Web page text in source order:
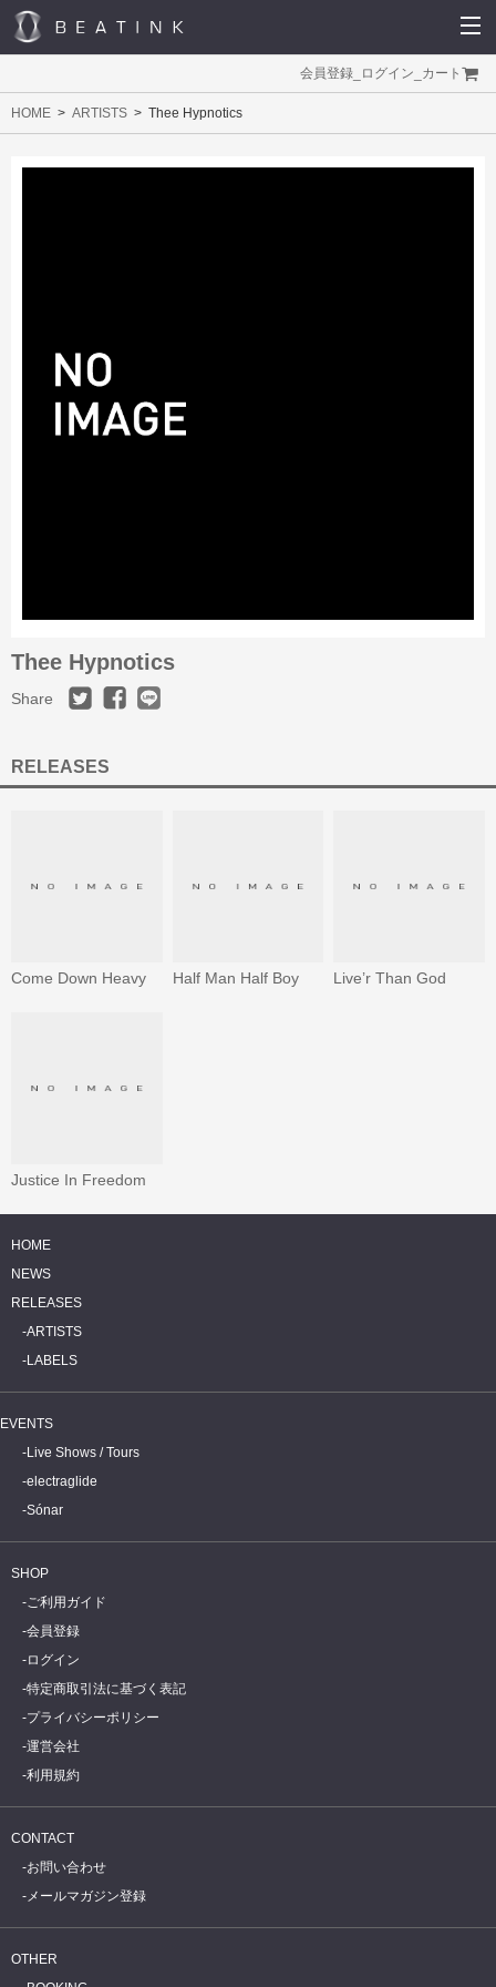
会員登録 ログイン カート
HOME ARTISTS Thee Hypnotics
Thee Hypnotics
Share
RELEASES
Come Down Heavy Half Man Half Boy Live’r Than God
Justice In Freedom
HOME
NEWS
RELEASES
ARTISTS
LABELS
EVENTS
Live Shows / Tours
electraglide
Sónar
SHOP
ご利用ガイド
会員登録
ログイン
特定商取引法に基づく表記
プライバシーポリシー
運営会社
利用規約
CONTACT
お問い合わせ
メールマガジン登録
OTHER